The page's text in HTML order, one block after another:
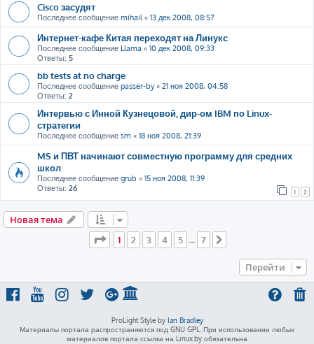
Cisco засудят
Последнее сообщение mihail« 13 дек 2008, 08:57
Интернет-кафе Китая переходят на Линукс
Последнее сообщение Llama « 10 дек 2008, 09:33
Ответы: 5
bb tests at no charge
Последнее сообщение passer-by« 21 ноя 2008, 04:58
Ответы: 2
Интервью с Инной Кузнецовой, дир-ом IBM по Linux-
стратегии
Последнее сообщение sm « 18 ноя 2008, 21:39
MS и ПВТ начинают совместную программу для средних
школ
Последнее сообщение grub « 15 ноя 2008, 11:39
Ответы: 26 1 2
Новая тема
Страница
из
1 2 3 4 5 … 7
Перейти
ProLight Style by Ian Bradley
Материалы портала распространяются под GNU GPL. При использовании любых
материалов портала ссылка на Linux.by обязательна